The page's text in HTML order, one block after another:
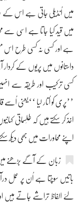
میں اُنڈیلی جاتی ہے اس کے
میں قید کیا جاتا ہے اسی سے
ہے اور کسی نہ کسی طرح اس
داستانوں میں پریوں کے
کسی ترکیب اور طریقہ سے
’’پری کو اُتار لیا ‘‘یعنی اُسے
اخذ کر سکتے ہیں کہ طلِسماتی
اپنے محاورات میں بھی دیکھ
زبان کے آگے بڑھنے
باتیں سوچتا ہے اُن پر عمل
لئے الفاظ تراشے جاتے ہیں